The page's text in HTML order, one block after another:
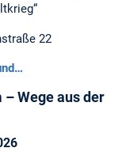
22
– Wege aus der